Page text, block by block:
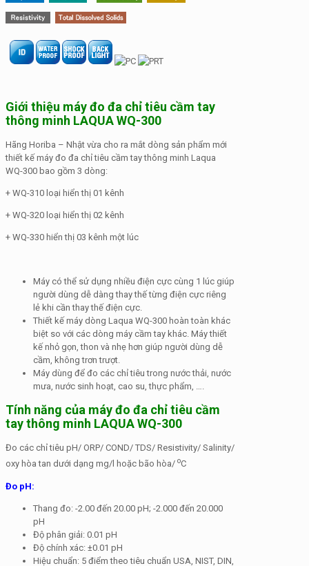
Giới thiệu máy đo đa chỉ tiêu cầm tay
thông minh LAQUA WQ-300
Hãng Horiba – Nhật vừa cho ra mắt dòng sản phẩm mới
thiết kế máy đo đa chỉ tiêu cầm tay thông minh Laqua
WQ-300 bao gồm 3 dòng:
+ WQ-310 loại hiển thị 01 kênh
+ WQ-320 loại hiển thị 02 kênh
+ WQ-330 hiển thị 03 kênh một lúc
Máy có thể sử dụng nhiều điện cực cùng 1 lúc giúp
người dùng dễ dàng thay thế từng điện cực riêng
lẻ khi cần thay thế điện cực.
Thiết kế máy dòng Laqua WQ-300 hoàn toàn khác
biệt so với các dòng máy cầm tay khác. Máy thiết
kế nhỏ gọn, thon và nhẹ hơn giúp người dùng dễ
cầm, không trơn trượt.
Máy dùng để đo các chỉ tiêu trong nước thải, nước
mưa, nước sinh hoạt, cao su, thực phẩm, ….
Tính năng của máy đo đa chỉ tiêu cầm
tay thông minh LAQUA WQ-300
Đo các chỉ tiêu pH/ ORP/ COND/ TDS/ Resistivity/ Salinity/
oxy hòa tan dưới dạng mg/l hoặc bão hòa/ oC
Đo pH:
Thang đo: -2.00 đến 20.00 pH; -2.000 đến 20.000
pH
Độ phân giải: 0.01 pH
Độ chính xác: ±0.01 pH
Hiệu chuẩn: 5 điểm theo tiêu chuẩn USA, NIST, DIN,